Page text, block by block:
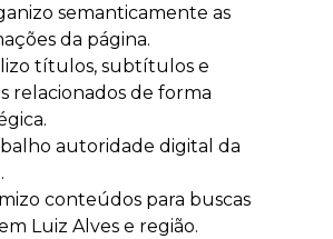
semanticamente as
da página.
títulos, subtítulos e
relacionados de forma
autoridade digital da
conteúdos para buscas
Luiz Alves e região.